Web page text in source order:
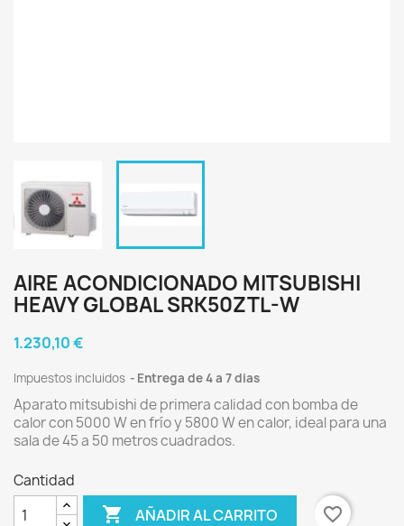
AIRE ACONDICIONADO MITSUBISHI
HEAVY GLOBAL SRK50ZTL-W
1.230,10 €
Impuestos incluidos Entrega de 4 a 7 dias
Aparato mitsubishi de primera calidad con bomba de
calor con 5000 W en frío y 5800 W en calor, ideal para una
sala de 45 a 50 metros cuadrados.
Cantidad
 AÑADIR AL CARRITO favorite_border